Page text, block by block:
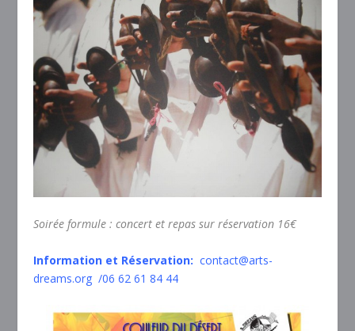
Soirée formule : concert et repas sur réservation 16€
Information et Réservation:contact@arts-
dreams.org /06 62 61 84 44